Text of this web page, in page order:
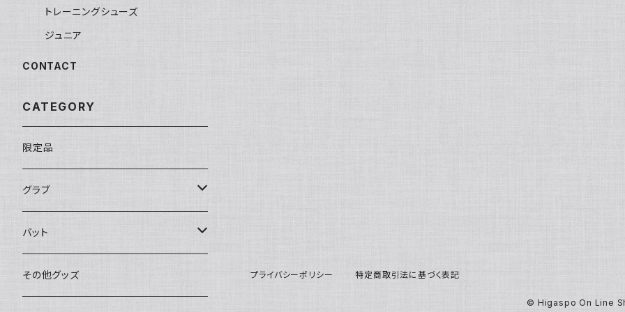
トレーニングシューズ
ジュニア
CONTACT
CATEGORY
限定品
グラブ
限定品
湯揉み型付け済み
バット
ミズノ
その他グッズ プライバシーポリシー 特定商取引法に基づく表記
© Higaspo On Line